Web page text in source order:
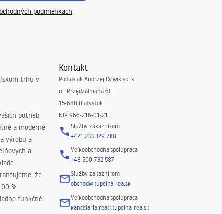
podmienkach.
trhu v
potrieb
a moderné
výrobu a
a
že
%
funkčné.
Kontakt
Podlasiak Andrzej Cylwik sp. k.
ul. Przędzalniana 60
15-688 Białystok
NIP 966-216-01-21
Služby zákazníkom
+421 233 329 788
Veľkoobchodná spolupráca
+48 500 732 587
Služby zákazníkom
obchod@kupelna-rea.sk
Veľkoobchodná spolupráca
kancelaria.rea@kupelna-rea.sk